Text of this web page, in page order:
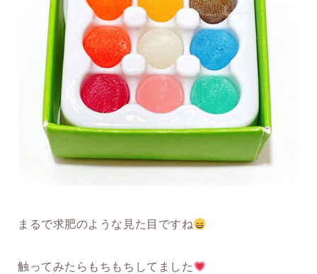
まるで求肥のような見た目ですね
触ってみたらもちもちしてました